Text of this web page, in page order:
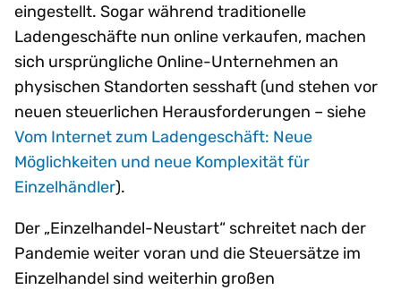
eingestellt. Sogar während traditionelle
Ladengeschäfte nun online verkaufen, machen
sich ursprüngliche Online-Unternehmen an
physischen Standorten sesshaft (und stehen vor
neuen steuerlichen Herausforderungen – siehe
Vom Internet zum Ladengeschäft: Neue
Möglichkeiten und neue Komplexität für
Einzelhändler).
Der „Einzelhandel-Neustart“ schreitet nach der
Pandemie weiter voran und die Steuersätze im
Einzelhandel sind weiterhin großen